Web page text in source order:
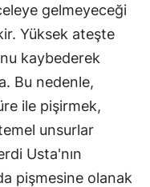
gelmeyeceği
Yüksek ateşte
kaybederek
Bu nedenle,
ile pişirmek,
unsurlar
Usta'nın
pişmesine olanak